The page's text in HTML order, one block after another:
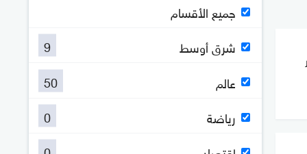
جميع الأقسام
شرق أوسط
9
عالم
50
رياضة
0